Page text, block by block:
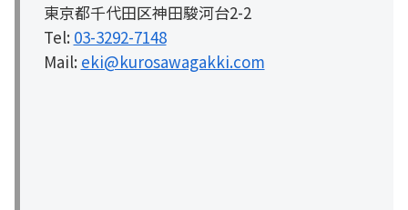
東京都千代田区神田駿河台2-2
Tel: 03-3292-7148
Mail: eki@kurosawagakki.com